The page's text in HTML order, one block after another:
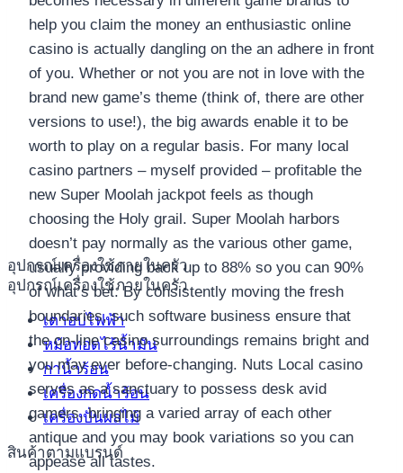
อุปกรณ์เครื่องใช้ภายในครัว
อุปกรณ์เครื่องใช้ภายในครัว
เตาอบไฟฟ้า
หม้อทอดไร้น้ำมัน
กาน้ำร้อน
เครื่องกดน้ำร้อน
เครื่องปั่นผลไม้
สินค้าตามแบรนด์
help you claim the money an enthusiastic online
casino is actually dangling on the an adhere in front
of you. Whether or not you are not in love with the
brand new game’s theme (think of, there are other
versions to use!), the big awards enable it to be
worth to play on a regular basis. For many local
casino partners – myself provided – profitable the
new Super Moolah jackpot feels as though
choosing the Holy grail. Super Moolah harbors
doesn’t pay normally as the various other game,
usually providing back up to 88% so you can 90%
of what’s bet. By consistently moving the fresh
boundaries, such software business ensure that
the on-line casino surroundings remains bright and
you may ever before-changing. Nuts Local casino
serves as a sanctuary to possess desk avid
gamers, bringing a varied array of each other
antique and you may book variations so you can
appease all tastes.